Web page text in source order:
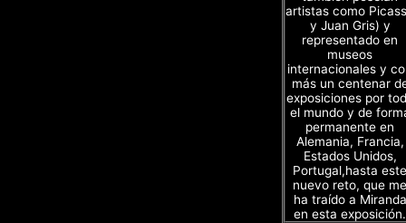
artistas como
y Juan Gris) y
representado en
museos
internacionales y
más un centenar
exposiciones por
el mundo y de
permanente en
Alemania, Francia,
Estados Unidos,
Portugal,hasta este
nuevo reto, que me
ha traído a Miranda
en esta exposición.